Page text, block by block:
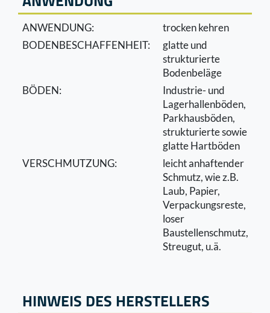
ANWENDUNG:
trocken kehren
BODENBESCHAFFENHEIT:
glatte und
strukturierte
Bodenbeläge
BÖDEN:
Industrie- und
Lagerhallenböden,
Parkhausböden,
strukturierte sowie
glatte Hartböden
VERSCHMUTZUNG:
leicht anhaftender
Schmutz, wie z.B.
Laub, Papier,
Verpackungsreste,
loser
Baustellenschmutz,
Streugut, u.ä.
HINWEIS DES HERSTELLERS